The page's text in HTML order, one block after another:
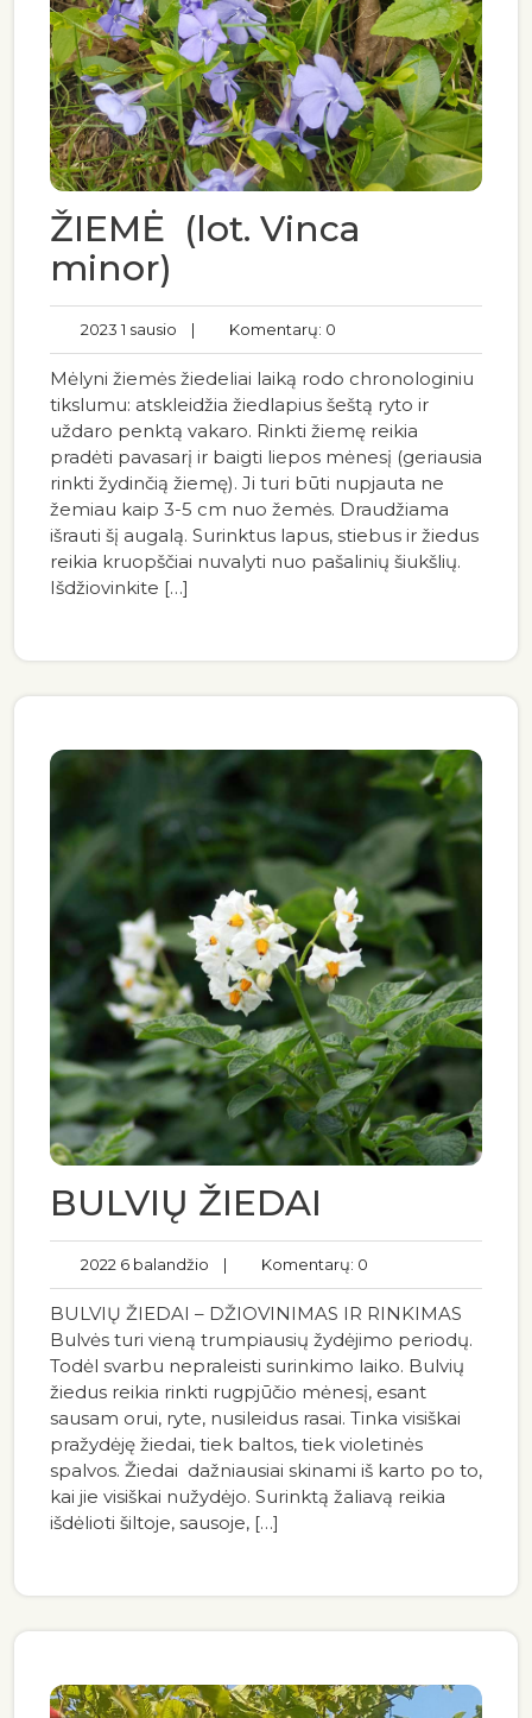
ŽIEMĖ (lot. Vinca
minor)
2023 1 sausio | Komentarų: 0
Mėlyni žiemės žiedeliai laiką rodo chronologiniu
tikslumu: atskleidžia žiedlapius šeštą ryto ir
uždaro penktą vakaro. Rinkti žiemę reikia
pradėti pavasarį ir baigti liepos mėnesį (geriausia
rinkti žydinčią žiemę). Ji turi būti nupjauta ne
žemiau kaip 3-5 cm nuo žemės. Draudžiama
išrauti šį augalą. Surinktus lapus, stiebus ir žiedus
reikia kruopščiai nuvalyti nuo pašalinių šiukšlių.
Išdžiovinkite […]
BULVIŲ ŽIEDAI
2022 6 balandžio | Komentarų: 0
BULVIŲ ŽIEDAI – DŽIOVINIMAS IR RINKIMAS
Bulvės turi vieną trumpiausių žydėjimo periodų.
Todėl svarbu nepraleisti surinkimo laiko. Bulvių
žiedus reikia rinkti rugpjūčio mėnesį, esant
sausam orui, ryte, nusileidus rasai. Tinka visiškai
pražydėję žiedai, tiek baltos, tiek violetinės
spalvos. Žiedai dažniausiai skinami iš karto po to,
kai jie visiškai nužydėjo. Surinktą žaliavą reikia
išdėlioti šiltoje, sausoje, […]